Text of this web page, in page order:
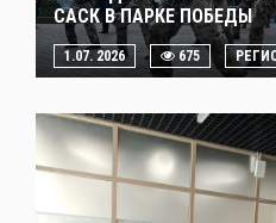
САСК В ПАРКЕ ПОБЕДЫ
1.07. 2026 675